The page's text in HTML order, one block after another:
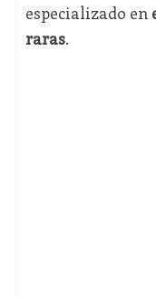
especializado en
raras.